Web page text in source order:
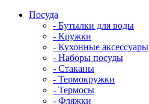
Посуда
- Бутылки для воды
- Кружки
- Кухонные аксессуары
- Наборы посуды
- Стаканы
- Термокружки
- Термосы
- Фляжки